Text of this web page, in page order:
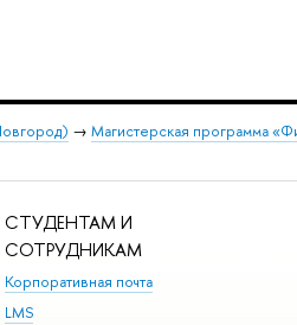
→ Магистерская программа
СТУДЕНТАМ И
СОТРУДНИКАМ
Корпоративная почта
LMS